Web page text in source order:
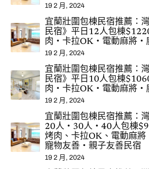
19 2 月, 2024
宜蘭壯圍包棟民宿推薦：
民宿》平日12人包棟
肉‧卡拉OK‧電動麻將‧
19 2 月, 2024
宜蘭壯圍包棟民宿推薦：
民宿》平日10人包棟
肉‧卡拉OK‧電動麻將‧
19 2 月, 2024
宜蘭壯圍包棟民宿推薦：
20人‧30人‧40人包棟
烤肉、卡拉OK、電動麻將
寵物友善‧親子友善民宿
19 2 月, 2024